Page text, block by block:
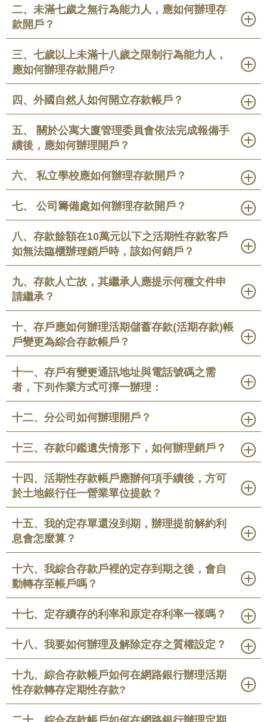
二、未滿七歲之無行為能力人，應如何辦理存
款開戶？
三、七歲以上未滿十八歲之限制行為能力人，
應如何辦理存款開戶?
四、外國自然人如何開立存款帳戶？
五、 關於公寓大廈管理委員會依法完成報備手
續後，應如何辦理開戶？
六、 私立學校應如何辦理存款開戶？
七、 公司籌備處如何辦理存款開戶？
八、存款餘額在10萬元以下之活期性存款客戶
如無法臨櫃辦理銷戶時，該如何銷戶？
九、存款人亡故，其繼承人應提示何種文件申
請繼承？
十、存戶應如何辦理活期儲蓄存款(活期存款)帳
戶變更為綜合存款帳戶？
十一、存戶有變更通訊地址與電話號碼之需
者，下列作業方式可擇一辦理：
十二、分公司如何辦理開戶？
十三、存款印鑑遺失情形下，如何辦理銷戶？
十四、活期性存款帳戶應辦何項手續後，方可
於土地銀行任一營業單位提款？
十五、我的定存單還沒到期，辦理提前解約利
息會怎麼算？
十六、我綜合存款戶裡的定存到期之後，會自
動轉存至帳戶嗎？
十七、定存續存的利率和原定存利率一樣嗎？
十八、我要如何辦理及解除定存之質權設定？
十九、綜合存款帳戶如何在網路銀行辦理活期
性存款轉存定期性存款?